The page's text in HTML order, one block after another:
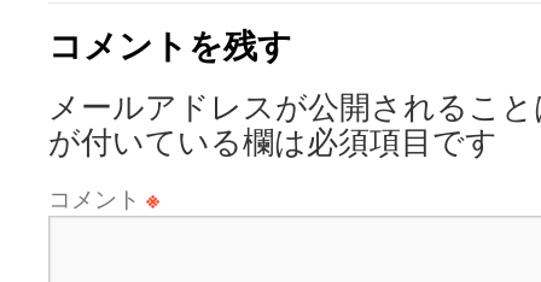
コメントを残す
メールアドレスが公開されるこ
が付いている欄は必須項目です
コメント ※